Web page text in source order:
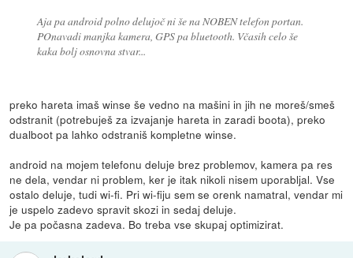
Aja pa android polno delujoč ni še na NOBEN telefon portan.
POnavadi manjka kamera, GPS pa bluetooth. Včasih celo še
kaka bolj osnovna stvar...
preko hareta imaš winse še vedno na mašini in jih ne moreš/smeš
odstranit (potrebuješ za izvajanje hareta in zaradi boota), preko
dualboot pa lahko odstraniš kompletne winse.
android na mojem telefonu deluje brez problemov, kamera pa res
ne dela, vendar ni problem, ker je itak nikoli nisem uporabljal. Vse
ostalo deluje, tudi wi-fi. Pri wi-fiju sem se orenk namatral, vendar mi
je uspelo zadevo spravit skozi in sedaj deluje.
Je pa počasna zadeva. Bo treba vse skupaj optimizirat.